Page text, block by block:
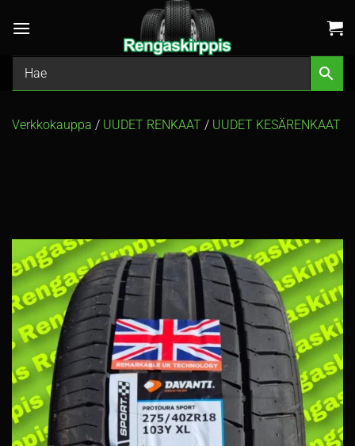
Verkkokauppa / UUDET RENKAAT / UUDET KESÄRENKAAT